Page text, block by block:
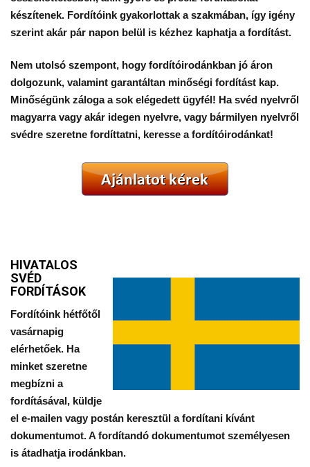
készítenek. Fordítóink gyakorlottak a szakmában, így igény
szerint akár pár napon belül is kézhez kaphatja a fordítást.
Nem utolsó szempont, hogy fordítóirodánkban jó áron
dolgozunk, valamint garantáltan minőségi fordítást kap.
Minőségünk záloga a sok elégedett ügyfél! Ha svéd nyelvről
magyarra vagy akár idegen nyelvre, vagy bármilyen nyelvről
svédre szeretne fordíttatni, keresse a fordítóirodánkat!
HIVATALOS
SVÉD
FORDÍTÁSOK
Fordítóink hétfőtől
vasárnapig
elérhetőek. Ha
minket szeretne
megbízni a
fordításával, küldje
el e-mailen vagy postán keresztül a fordítani kívánt
dokumentumot. A fordítandó dokumentumot személyesen
is átadhatja irodánkban.